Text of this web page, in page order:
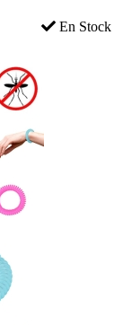
En Stock